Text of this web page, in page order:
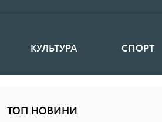
КУЛЬТУРА СПОРТ
ТОП НОВИНИ